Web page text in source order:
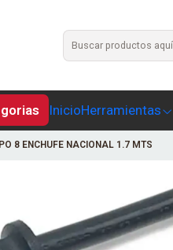
InicioHerramientas
8 ENCHUFE NACIONAL 1.7 MTS